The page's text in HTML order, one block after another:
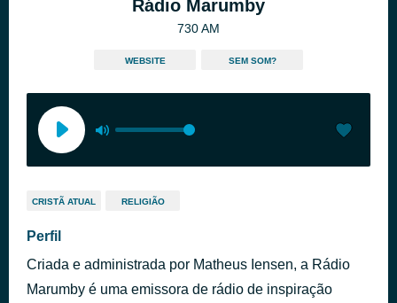
Rádio Marumby
730 AM
WEBSITE SEM SOM?
CRISTÃ ATUAL RELIGIÃO
Perfil
Criada e administrada por Matheus Iensen, a Rádio
Marumby é uma emissora de rádio de inspiração